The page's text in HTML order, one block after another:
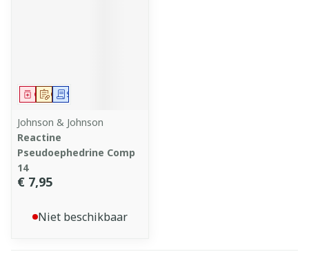
Op voorschrift
GeneesmiddelSchriftelijke aanvraag
Johnson & Johnson
Reactine
Pseudoephedrine Comp
14
€ 7,95
Niet beschikbaar